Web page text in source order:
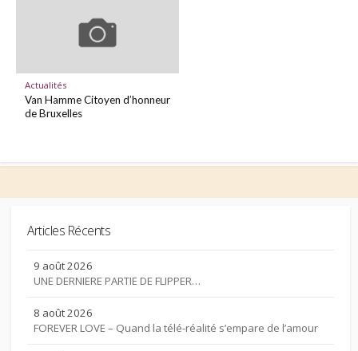
Actualités
Van Hamme Citoyen d’honneur
de Bruxelles
Articles Récents
9 août 2026
UNE DERNIERE PARTIE DE FLIPPER…
8 août 2026
FOREVER LOVE – Quand la télé-réalité s’empare de l’amour